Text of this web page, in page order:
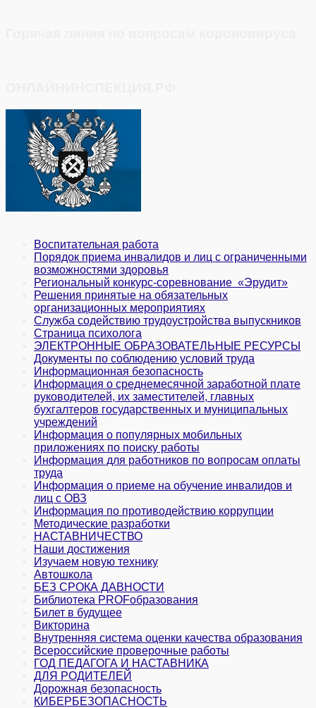
Воспитательная работа
Порядок приема инвалидов и лиц с ограниченными
возможностями здоровья
Региональный конкурс-соревнование «Эрудит»
Решения принятые на обязательных
организационных мероприятиях
Служба содействию трудоустройства выпускников
Страница психолога
ЭЛЕКТРОННЫЕ ОБРАЗОВАТЕЛЬНЫЕ РЕСУРСЫ
Документы по соблюдению условий труда
Информационная безопасность
Информация о среднемесячной заработной плате
руководителей, их заместителей, главных
бухгалтеров государственных и муни­ципальных
учреждений
Информация о популярных мобильных
приложениях по поиску работы
Информация для работников по вопросам оплаты
труда
Информация о приеме на обучение инвалидов и
лиц с ОВЗ
Информация по противодействию коррупции
Методические разработки
НАСТАВНИЧЕСТВО
Наши достижения
Изучаем новую технику
Автошкола
БЕЗ СРОКА ДАВНОСТИ
Библиотека PROFобразования
Билет в будущее
Викторина
Внутренняя система оценки качества образования
Всероссийские проверочные работы
ГОД ПЕДАГОГА И НАСТАВНИКА
ДЛЯ РОДИТЕЛЕЙ
Дорожная безопасность
КИБЕРБЕЗОПАСНОСТЬ